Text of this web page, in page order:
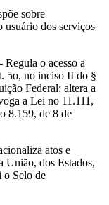
sobre
usuário dos serviços
o acesso a
5o, no inciso II do §
Federal; altera a
a Lei no 11.111,
8.159, de 8 de
atos e
União, dos Estados,
o Selo de